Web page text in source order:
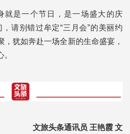
就是一个节日，是一场盛大的庆
请别错过牟定“三月会”的美丽约
，犹如奔赴一场全新的生命盛宴，
文旅头条通讯员 王艳霞 文